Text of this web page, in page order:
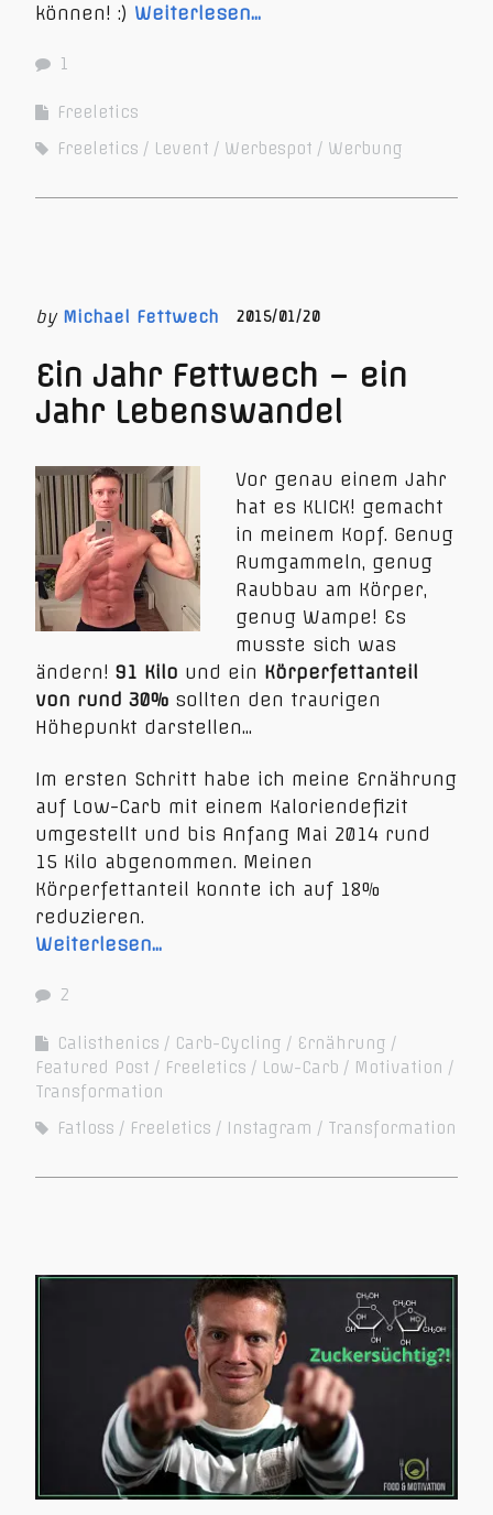
können! :) Weiterlesen…
1
Freeletics
Freeletics
Levent Werbespot Werbung
by Michael Fettwech 2015/01/20
Ein Jahr Fettwech – ein
Jahr Lebenswandel
Vor genau einem Jahr
hat es KLICK! gemacht
in meinem Kopf. Genug
Rumgammeln, genug
Raubbau am Körper,
genug Wampe! Es
musste sich was
ändern! 91 Kilo und ein Körperfettanteil
von rund 30% sollten den traurigen
Höhepunkt darstellen…
Im ersten Schritt habe ich meine Ernährung
auf Low-Carb mit einem Kaloriendefizit
umgestellt und bis Anfang Mai 2014 rund
15 Kilo abgenommen. Meinen
Körperfettanteil konnte ich auf 18%
reduzieren.
Weiterlesen…
2
Calisthenics Carb-Cycling
Ernährung
Featured Post
Freeletics Low-Carb
Motivation
Transformation
Fatloss
Freeletics Instagram Transformation